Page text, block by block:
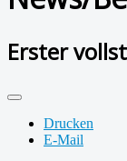
Erster
Drucken
E-Mail